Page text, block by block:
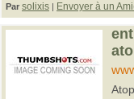
Par solixis | Envoyer à un